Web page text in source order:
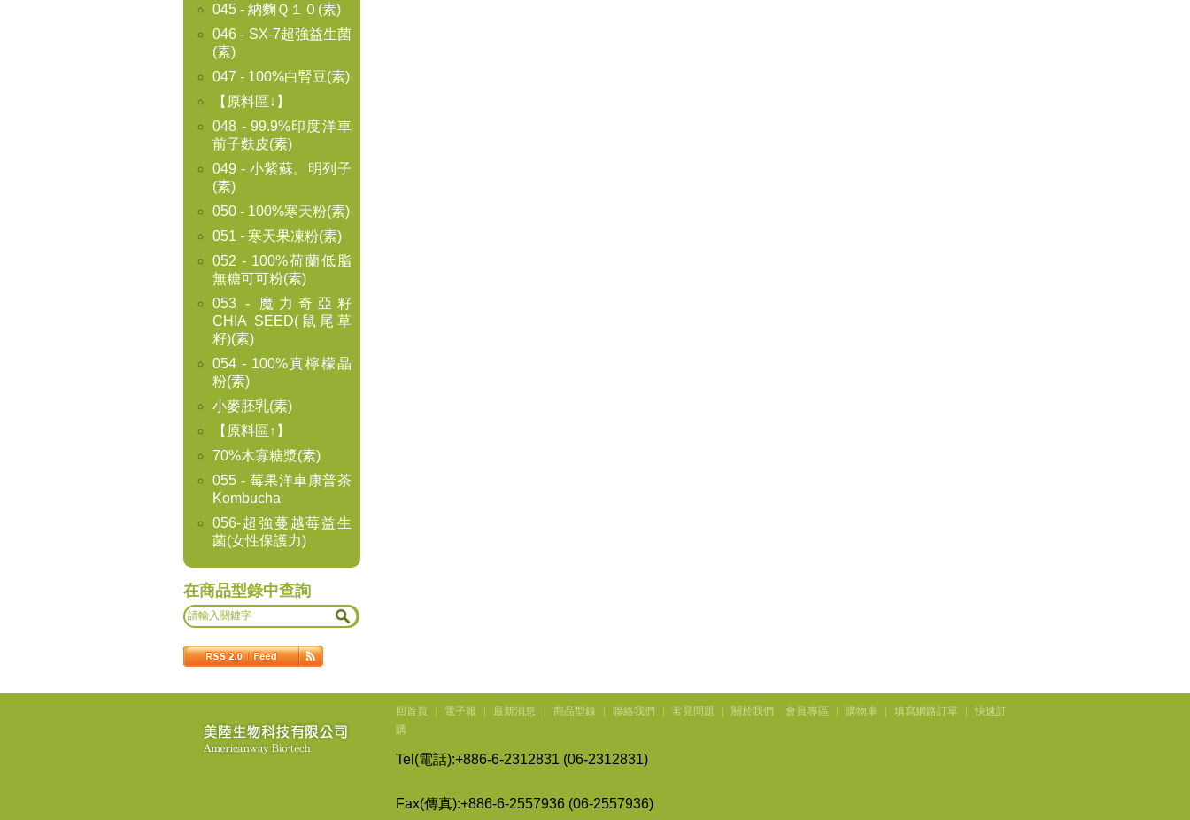
045 - 納麴Ｑ１０(素)
046 - SX-7超強益生菌
(素)
047 - 100%白腎豆(素)
【原料區↓】
048 - 99.9%印度洋車
前子麩皮(素)
049 - 小紫蘇。明列子
(素)
050 - 100%寒天粉(素)
051 - 寒天果凍粉(素)
052 - 100%荷蘭低脂
無糖可可粉(素)
053 - 魔力奇亞籽
CHIA SEED(鼠尾草
籽)(素)
054 - 100%真檸檬晶
粉(素)
小麥胚乳(素)
【原料區↑】
70%木寡糖漿(素)
055 - 莓果洋車康普茶
Kombucha
056-超強蔓越莓益生
菌(女性保護力)
在商品型錄中查詢
回首頁 電子報 最新消息 商品型錄 聯絡我們 常見問題 關於我們 會員專區 購物車 填寫網路訂單
快速訂
購
Tel(電話):+886-6-2312831 (06-2312831)
Fax(傳真):+886-6-2557936 (06-2557936)